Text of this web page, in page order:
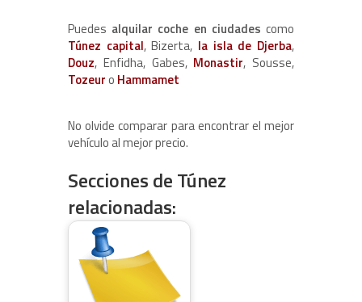
Puedes alquilar coche en ciudades como
Túnez capital, Bizerta, la isla de Djerba,
Douz, Enfidha, Gabes, Monastir, Sousse,
Tozeuro Hammamet
No olvide comparar para encontrar el mejor
vehículo al mejor precio.
Secciones de Túnez
relacionadas: